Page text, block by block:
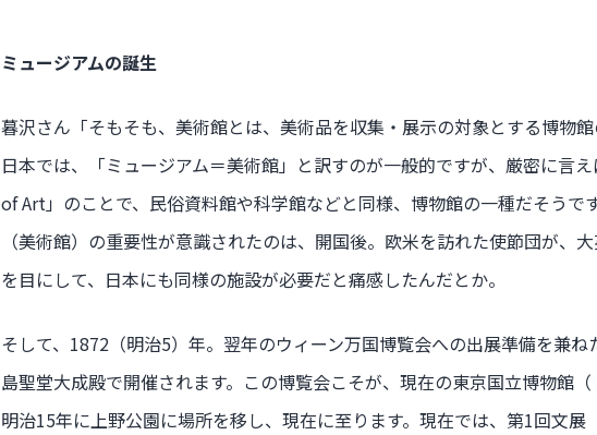
ミュージアムの誕生
暮沢さん「そもそも、美術館とは、美術品を収集・展示の対象とする博物館
日本では、「ミュージアム＝美術館」と訳すのが一般的ですが、厳密に言
of Art」のことで、民俗資料館や科学館などと同様、博物館の一種だそうで
（美術館）の重要性が意識されたのは、開国後。欧米を訪れた使節団が、
を目にして、日本にも同様の施設が必要だと痛感したんだとか。
そして、1872（明治5）年。翌年のウィーン万国博覧会への出展準備を兼
島聖堂大成殿で開催されます。この博覧会こそが、現在の東京国立博物館（
明治15年に上野公園に場所を移し、現在に至ります。現在では、第1回文展